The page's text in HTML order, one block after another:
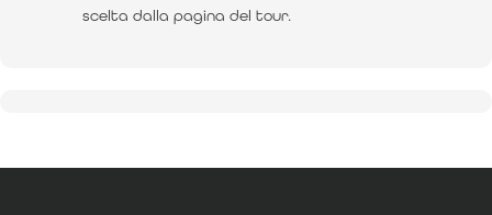
scelta dalla pagina del tour.